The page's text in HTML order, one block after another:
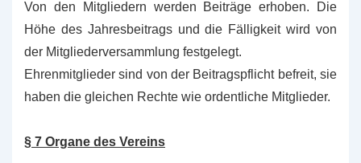
Von den Mitgliedern werden Beiträge erhoben. Die
Höhe des Jahresbeitrags und die Fälligkeit wird von
der Mitgliederversammlung festgelegt.
Ehrenmitglieder sind von der Beitragspflicht befreit, sie
haben die gleichen Rechte wie ordentliche Mitglieder.
§ 7 Organe des Vereins